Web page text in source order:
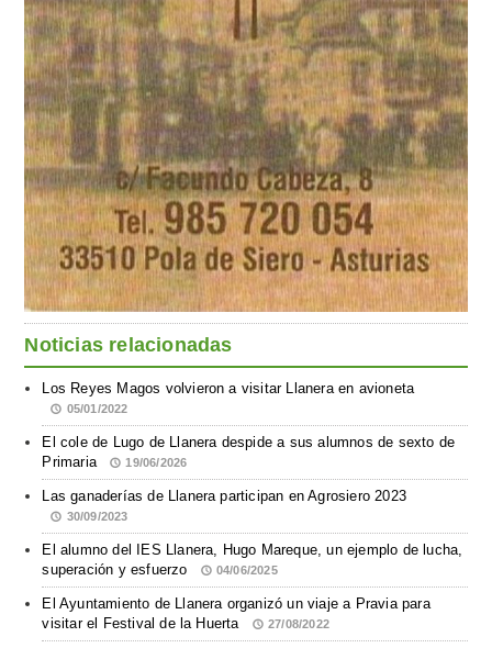
Noticias relacionadas
Los Reyes Magos volvieron a visitar Llanera en avioneta
05/01/2022
El cole de Lugo de Llanera despide a sus alumnos de sexto de
Primaria
19/06/2026
Las ganaderías de Llanera participan en Agrosiero 2023
30/09/2023
El alumno del IES Llanera, Hugo Mareque, un ejemplo de lucha,
superación y esfuerzo
04/06/2025
El Ayuntamiento de Llanera organizó un viaje a Pravia para
visitar el Festival de la Huerta
27/08/2022